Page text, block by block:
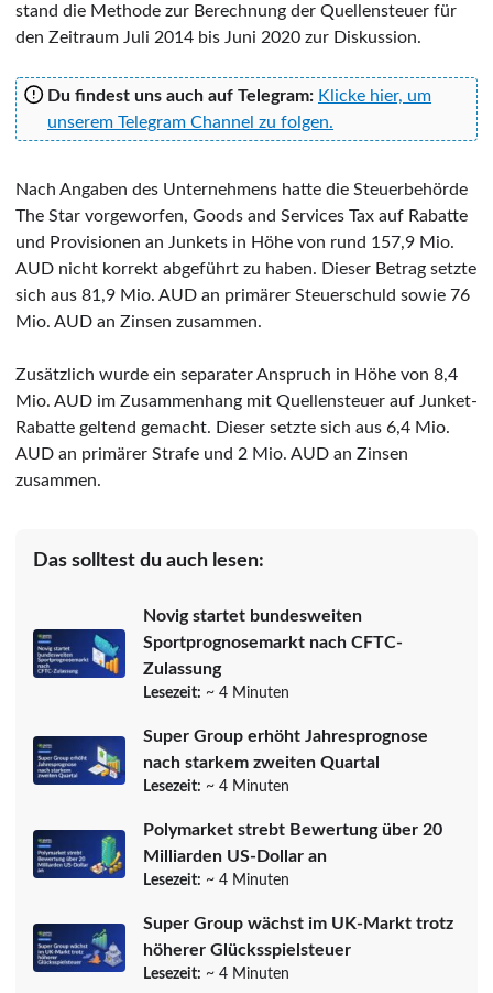
stand die Methode zur Berechnung der Quellensteuer für
den Zeitraum Juli 2014 bis Juni 2020 zur Diskussion.
Du findest uns auch auf Telegram: Klicke hier, um
unserem Telegram Channel zu folgen.
Nach Angaben des Unternehmens hatte die Steuerbehörde
The Star vorgeworfen, Goods and Services Tax auf Rabatte
und Provisionen an Junkets in Höhe von rund 157,9 Mio.
AUD nicht korrekt abgeführt zu haben. Dieser Betrag setzte
sich aus 81,9 Mio. AUD an primärer Steuerschuld sowie 76
Mio. AUD an Zinsen zusammen.
Zusätzlich wurde ein separater Anspruch in Höhe von 8,4
Mio. AUD im Zusammenhang mit Quellensteuer auf Junket-
Rabatte geltend gemacht. Dieser setzte sich aus 6,4 Mio.
AUD an primärer Strafe und 2 Mio. AUD an Zinsen
zusammen.
Das solltest du auch lesen:
Novig startet bundesweiten
Sportprognosemarkt nach CFTC-
Zulassung
Lesezeit: ~ 4 Minuten
Super Group erhöht Jahresprognose
nach starkem zweiten Quartal
Lesezeit: ~ 4 Minuten
Polymarket strebt Bewertung über 20
Milliarden US-Dollar an
Lesezeit: ~ 4 Minuten
Super Group wächst im UK-Markt trotz
höherer Glücksspielsteuer
Lesezeit: ~ 4 Minuten